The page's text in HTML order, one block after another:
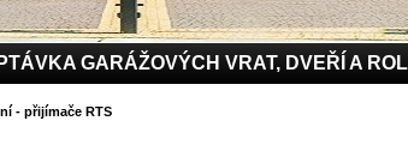
GARÁŽOVÝCH VRAT, DVEŘÍ A
- přijímače RTS